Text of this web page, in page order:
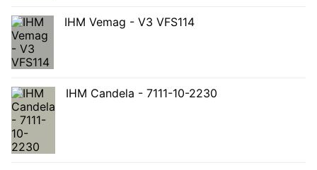
IHM Vemag - V3 VFS114
IHM Candela - 7111-10-2230